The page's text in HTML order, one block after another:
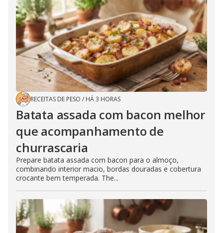
RECEITAS DE PESO / HÁ 3 HORAS
Batata assada com bacon melhor
que acompanhamento de
churrascaria
Prepare batata assada com bacon para o almoço,
combinando interior macio, bordas douradas e cobertura
crocante bem temperada. The...